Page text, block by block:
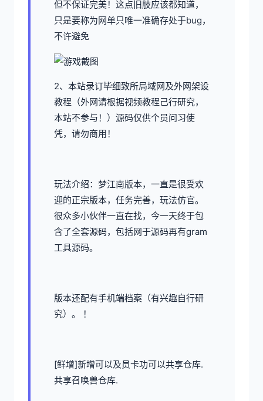
但不保证完美！这点旧肢应该都知道，
只是要称为网单只唯一准确存处于bug，
不许避免
2、本站录订毕细致所局域网及外网架设
教程（外网请根据视频教程己行研究，
本站不参与！）源码仅供个员问习使
凭，请勿商用！
玩法介绍：梦江南版本，一直是很受欢
迎的正宗版本，任务完善，玩法仿官。
很众多小伙伴一直在找，今一天终于包
含了全套源码，包括网于源码再有gram
工具源码。
版本还配有手机端档案（有兴趣自行研
究）。 ！
[鲜增]新增可以及员卡功可以共享仓库.
共享召唤兽仓库.